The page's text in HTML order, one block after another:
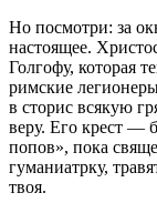
Но посмотри: за
настоящее.
Голгофу, которая
римские
в сторис всякую
веру. Его крест —
попов», пока
гуманиатрку,
твоя.